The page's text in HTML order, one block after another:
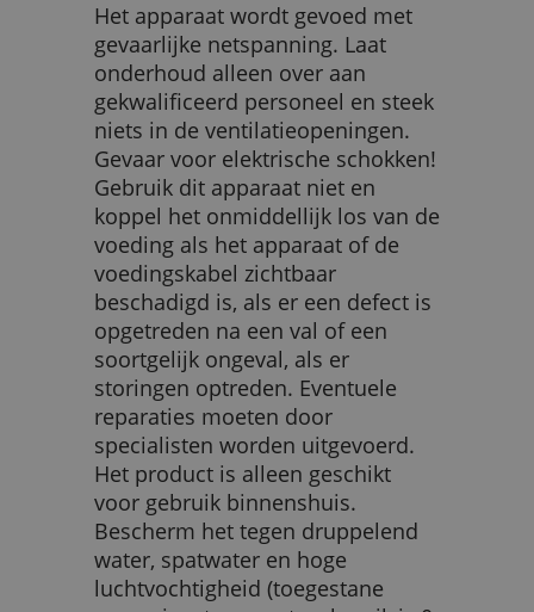
Het apparaat wordt gevoed met
gevaarlijke netspanning. Laat
onderhoud alleen over aan
gekwalificeerd personeel en steek
niets in de ventilatieopeningen.
Gevaar voor elektrische schokken!
Gebruik dit apparaat niet en
koppel het onmiddellijk los van de
voeding als het apparaat of de
voedingskabel zichtbaar
beschadigd is, als er een defect is
opgetreden na een val of een
soortgelijk ongeval, als er
storingen optreden. Eventuele
reparaties moeten door
specialisten worden uitgevoerd.
Het product is alleen geschikt
voor gebruik binnenshuis.
Bescherm het tegen druppelend
water, spatwater en hoge
luchtvochtigheid (toegestane